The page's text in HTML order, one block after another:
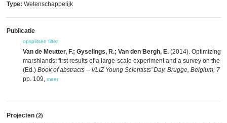
Type: Wetenschappelijk
Publicatie
opsplitsen filter
Van de Meutter, F.; Gyselings, R.; Van den Bergh, E. (2014). Optimizing
marshlands: first results of a large-scale experiment and a survey on the
(Ed.) Book of abstracts – VLIZ Young Scientists’ Day. Brugge, Belgium, 7
pp. 109, meer
Projecten (2)